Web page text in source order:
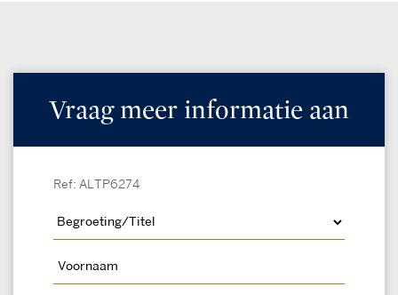
Vraag meer informatie aan
Ref: ALTP6274